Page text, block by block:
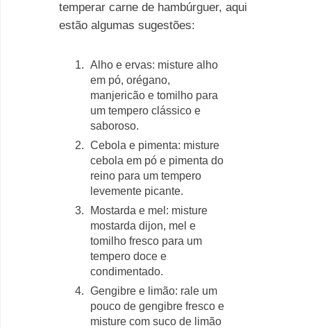
temperar carne de hambúrguer, aqui
estão algumas sugestões:
Alho e ervas: misture alho
em pó, orégano,
manjericão e tomilho para
um tempero clássico e
saboroso.
Cebola e pimenta: misture
cebola em pó e pimenta do
reino para um tempero
levemente picante.
Mostarda e mel: misture
mostarda dijon, mel e
tomilho fresco para um
tempero doce e
condimentado.
Gengibre e limão: rale um
pouco de gengibre fresco e
misture com suco de limão